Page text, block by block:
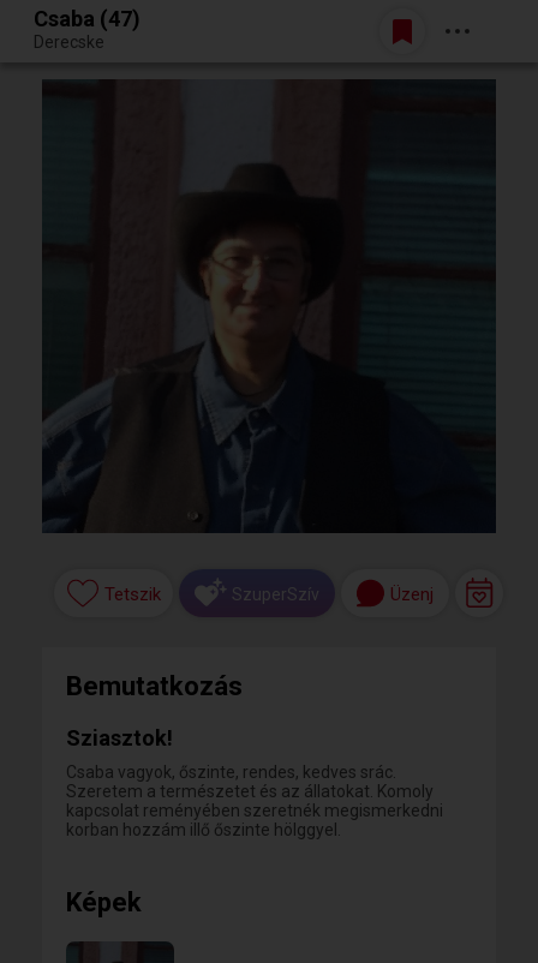
Egy jó randiból bármi lehet.
Belépés
Csaba (47)
Derecske
Tetszik SzuperSzív Üzenj
Bemutatkozás
Sziasztok!
Csaba vagyok, őszinte, rendes, kedves srác.
Szeretem a természetet és az állatokat. Komoly
kapcsolat reményében szeretnék megismerkedni
korban hozzám illő őszinte hölggyel.
Képek